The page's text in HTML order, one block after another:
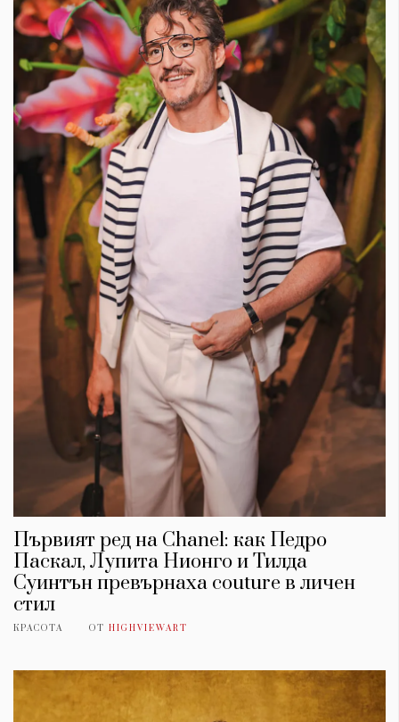
Първият ред на Chanel: как Педро
Паскал, Лупита Нионго и Тилда
Суинтън превърнаха couture в личен
стил
КРАСОТА ОТ HIGHVIEWART